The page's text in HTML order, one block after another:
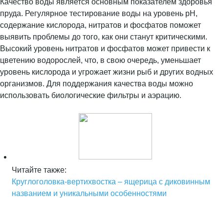
Качество воды является основным показателем здоровья
пруда. Регулярное тестирование воды на уровень pH,
содержание кислорода, нитратов и фосфатов поможет
выявить проблемы до того, как они станут критическими.
Высокий уровень нитратов и фосфатов может привести к
цветению водорослей, что, в свою очередь, уменьшает
уровень кислорода и угрожает жизни рыб и других водных
организмов. Для поддержания качества воды можно
использовать биологические фильтры и аэрацию.
Читайте также:
Круглоголовка-вертихвостка – ящерица с диковинным
названием и уникальными особенностями